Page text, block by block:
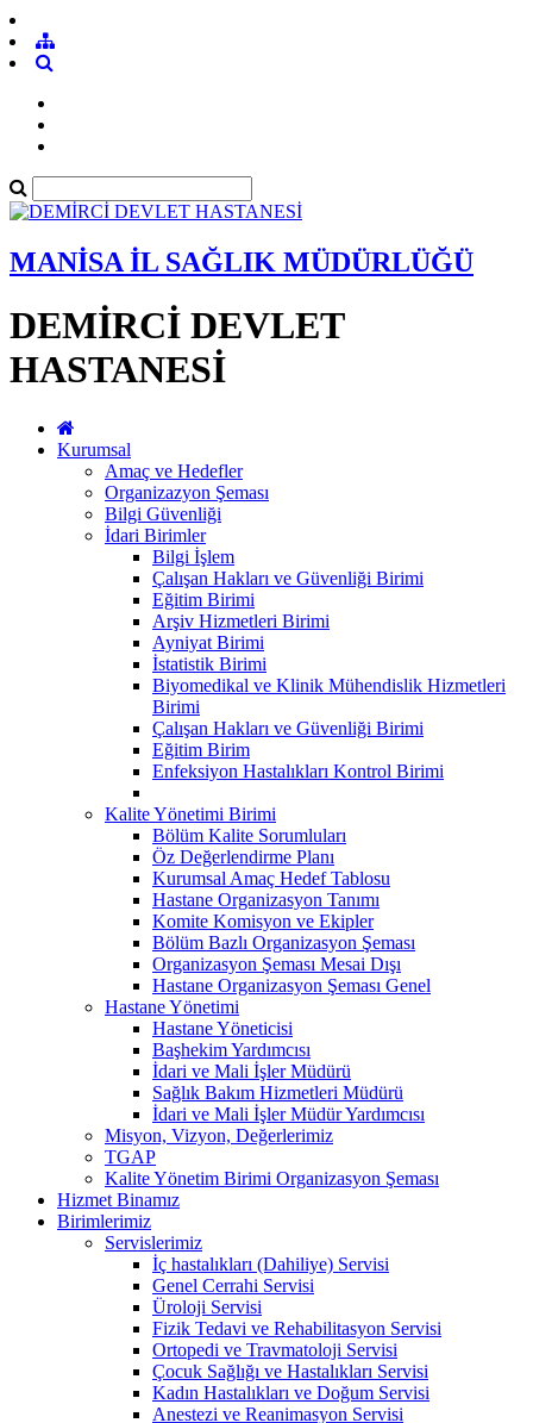
MANİSA İL SAĞLIK MÜDÜRLÜĞÜ
DEMİRCİ DEVLET
HASTANESİ
Kurumsal
Amaç ve Hedefler
Organizazyon Şeması
Bilgi Güvenliği
İdari Birimler
Bilgi İşlem
Çalışan Hakları ve Güvenliği Birimi
Eğitim Birimi
Arşiv Hizmetleri Birimi
Ayniyat Birimi
İstatistik Birimi
Biyomedikal ve Klinik Mühendislik Hizmetleri
Birimi
Çalışan Hakları ve Güvenliği Birimi
Eğitim Birim
Enfeksiyon Hastalıkları Kontrol Birimi
Kalite Yönetimi Birimi
Bölüm Kalite Sorumluları
Öz Değerlendirme Planı
Kurumsal Amaç Hedef Tablosu
Hastane Organizasyon Tanımı
Komite Komisyon ve Ekipler
Bölüm Bazlı Organizasyon Şeması
Organizasyon Şeması Mesai Dışı
Hastane Organizasyon Şeması Genel
Hastane Yönetimi
Hastane Yöneticisi
Başhekim Yardımcısı
İdari ve Mali İşler Müdürü
Sağlık Bakım Hizmetleri Müdürü
İdari ve Mali İşler Müdür Yardımcısı
Misyon, Vizyon, Değerlerimiz
TGAP
Kalite Yönetim Birimi Organizasyon Şeması
Hizmet Binamız
Birimlerimiz
Servislerimiz
İç hastalıkları (Dahiliye) Servisi
Genel Cerrahi Servisi
Üroloji Servisi
Fizik Tedavi ve Rehabilitasyon Servisi
Ortopedi ve Travmatoloji Servisi
Çocuk Sağlığı ve Hastalıkları Servisi
Kadın Hastalıkları ve Doğum Servisi
Anestezi ve Reanimasyon Servisi